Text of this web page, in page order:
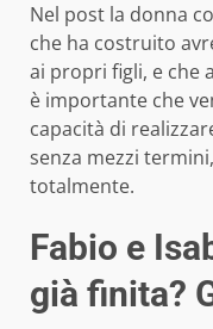
Nel post la donna
che ha costruito
ai propri figli, e che
è importante che
capacità di
senza mezzi
totalmente.
Fabio e
già finita?